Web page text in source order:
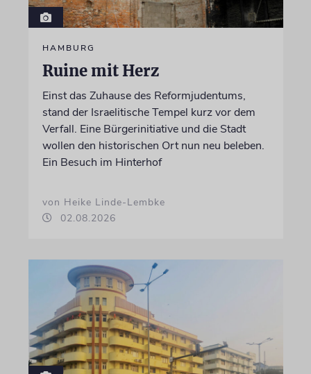
HAMBURG
Ruine mit Herz
Einst das Zuhause des Reformjudentums,
stand der Israelitische Tempel kurz vor dem
Verfall. Eine Bürgerinitiative und die Stadt
wollen den historischen Ort nun neu beleben.
Ein Besuch im Hinterhof
von Heike Linde-Lembke
02.08.2026